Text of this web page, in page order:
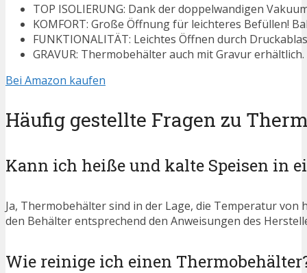
TOP ISOLIERUNG: Dank der doppelwandigen
KOMFORT: Große Öffnung für leichteres Befüllen!
FUNKTIONALITÄT: Leichtes Öffnen durch
GRAVUR: Thermobehälter auch mit Gravur
Bei Amazon kaufen
Häufig gestellte Fragen zu
Kann ich heiße und kalte Speisen in
Ja, Thermobehälter sind in der Lage, die Temperatur von
den Behälter entsprechend den Anweisungen des
Wie reinige ich einen